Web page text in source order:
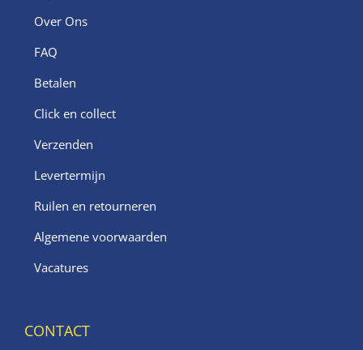
Over Ons
FAQ
Betalen
Click en collect
Verzenden
Levertermijn
Ruilen en retourneren
Algemene voorwaarden
Vacatures
CONTACT